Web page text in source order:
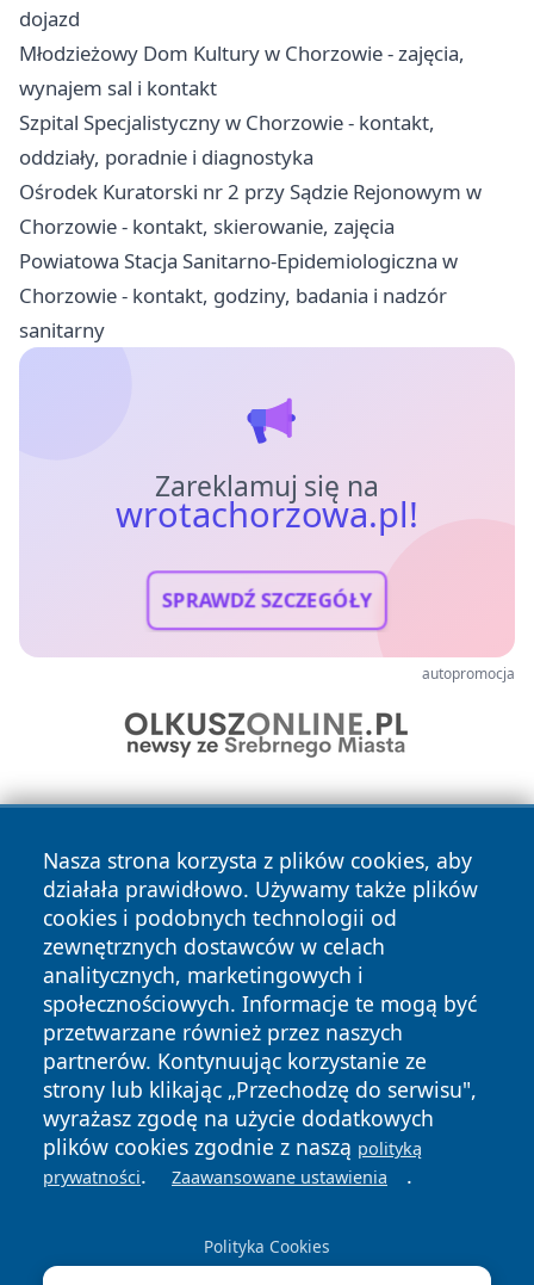
dojazd
Młodzieżowy Dom Kultury w Chorzowie - zajęcia,
wynajem sal i kontakt
Szpital Specjalistyczny w Chorzowie - kontakt,
oddziały, poradnie i diagnostyka
Ośrodek Kuratorski nr 2 przy Sądzie Rejonowym w
Chorzowie - kontakt, skierowanie, zajęcia
Powiatowa Stacja Sanitarno-Epidemiologiczna w
Chorzowie - kontakt, godziny, badania i nadzór
sanitarny
Zareklamuj się na
wrotachorzowa.pl!
SPRAWDŹ SZCZEGÓŁY
autopromocja
Nasza strona korzysta z plików cookies, aby
działała prawidłowo. Używamy także plików
cookies i podobnych technologii od
zewnętrznych dostawców w celach
analitycznych, marketingowych i
społecznościowych. Informacje te mogą być
przetwarzane również przez naszych
partnerów. Kontynuując korzystanie ze
strony lub klikając „Przechodzę do serwisu",
wyrażasz zgodę na użycie dodatkowych
plików cookies zgodnie z naszą polityką
prywatności. Zaawansowane ustawienia .
Polityka Cookies
Copyright © 2026 wrotachorzowa.pl Wszystkie prawa
zastrzeżone.
News Autorzy
Polityka
Prywatności
Polityka
Cookies